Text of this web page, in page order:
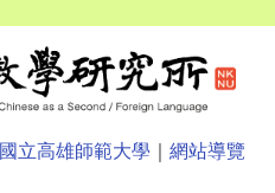
國立高雄師範大學 網站導覽